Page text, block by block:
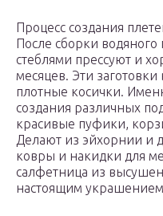
Процесс создания
После сборки водяного
стеблями прессуют и
месяцев. Эти
плотные косички.
создания различных
красивые пуфики,
Делают из эйхорнии и
ковры и накидки для
салфетница из
настоящим